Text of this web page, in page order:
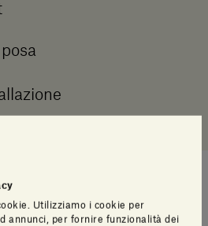
Utilizziamo i cookie per
annunci, per fornire funzionalità dei
di stile